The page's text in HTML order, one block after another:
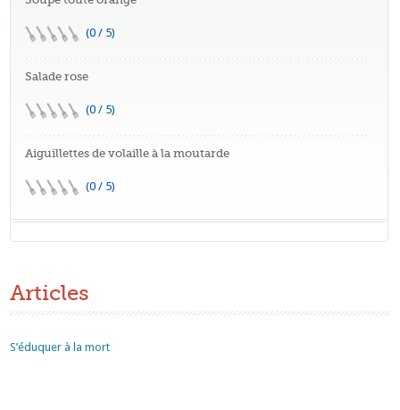
(0 / 5)
Salade rose
(0 / 5)
Aiguillettes de volaille à la moutarde
(0 / 5)
Articles
S’éduquer à la mort